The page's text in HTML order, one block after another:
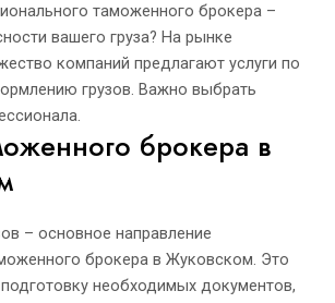
таможенного брокера –
вашего груза? На рынке
компаний предлагают услуги по
грузов. Важно выбрать
брокера в
– основное направление
брокера в Жуковском. Это
необходимых документов,